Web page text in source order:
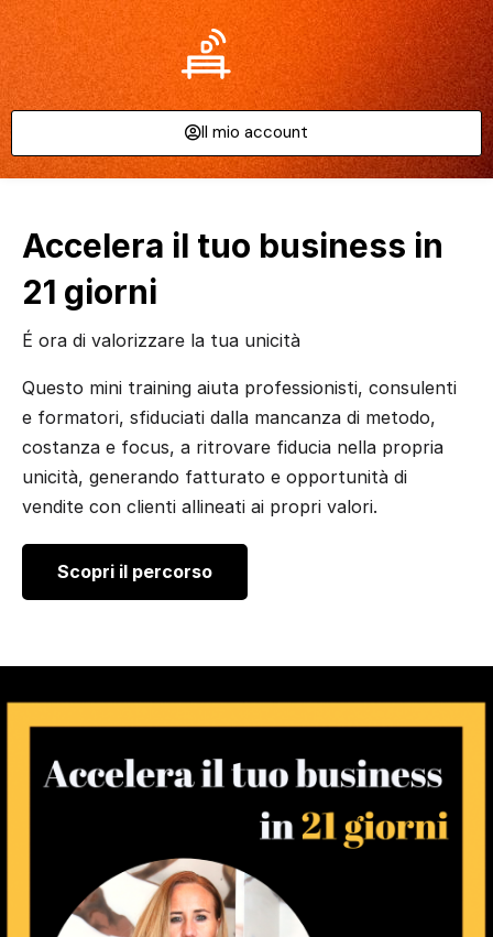
Il mio account
Accelera il tuo business in
21 giorni
É ora di valorizzare la tua unicità
Questo mini training aiuta professionisti, consulenti
e formatori, sfiduciati dalla mancanza di metodo,
costanza e focus, a ritrovare fiducia nella propria
unicità, generando fatturato e opportunità di
vendite con clienti allineati ai propri valori.
Scopri il percorso